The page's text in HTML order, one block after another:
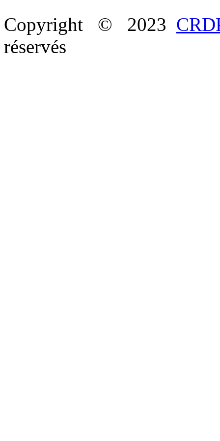
Copyright © 2023
réservés